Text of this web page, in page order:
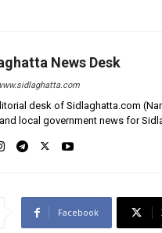
News Desk
desk of Sidlaghatta.com
local government news for
Facebook